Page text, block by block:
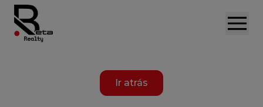
Ir atrás